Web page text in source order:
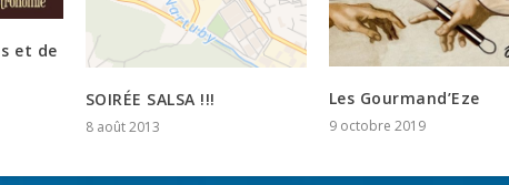
et de
SOIRÉE SALSA !!!
8 août 2013
Les Gourmand’Eze
9 octobre 2019